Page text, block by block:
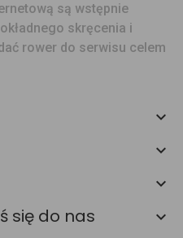
są wstępnie
skręcenia i
rower do serwisu celem
się do nas